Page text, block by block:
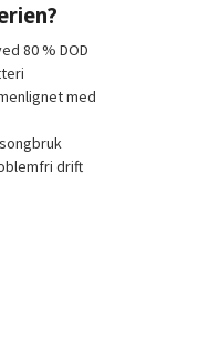
80 % DOD
med
drift